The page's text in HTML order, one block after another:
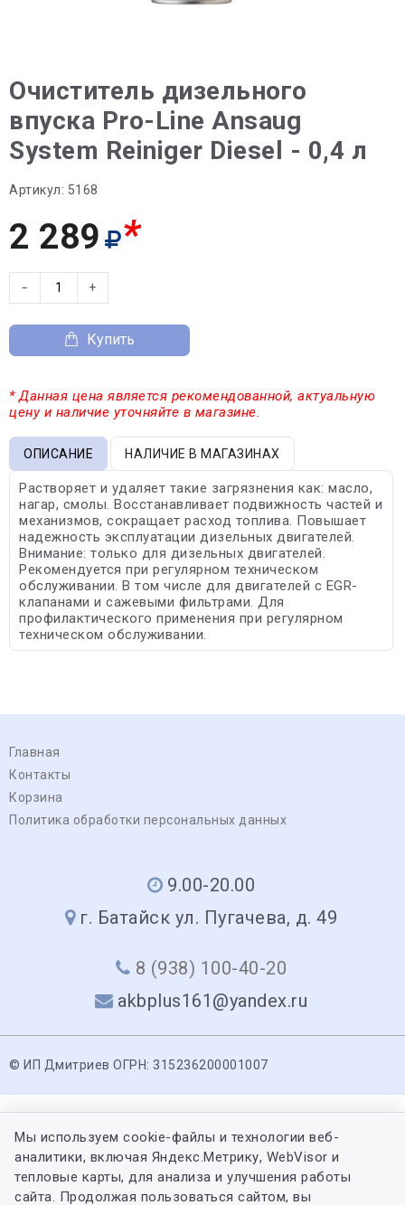
Очиститель дизельного
впуска Pro-Line Ansaug
System Reiniger Diesel - 0,4 л
Артикул: 5168
2 289 *
− +
Купить
* Данная цена является рекомендованной, актуальную
цену и наличие уточняйте в магазине.
ОПИСАНИЕ НАЛИЧИЕ В МАГАЗИНАХ
Растворяет и удаляет такие загрязнения как: масло,
нагар, смолы. Восстанавливает подвижность частей и
механизмов, сокращает расход топлива. Повышает
надежность эксплуатации дизельных двигателей.
Внимание: только для дизельных двигателей.
Рекомендуется при регулярном техническом
обслуживании. В том числе для двигателей с EGR-
клапанами и сажевыми фильтрами. Для
профилактического применения при регулярном
техническом обслуживании.
Главная
Контакты
Корзина
Политика обработки персональных данных
9.00-20.00
г. Батайск ул. Пугачева, д. 49
8 (938) 100-40-20
akbplus161@yandex.ru
© ИП Дмитриев ОГРН: 315236200001007
Мы используем cookie-файлы и технологии веб-
аналитики, включая Яндекс.Метрику, WebVisor и
тепловые карты, для анализа и улучшения работы
сайта. Продолжая пользоваться сайтом, вы